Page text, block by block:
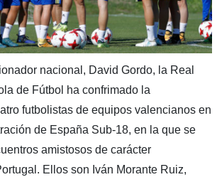
nacional, David Gordo, la Real
de Fútbol ha confrimado la
futbolistas de equipos valencianos en
de España Sub-18, en la que se
amistosos de carácter
Ellos son Iván Morante Ruiz,